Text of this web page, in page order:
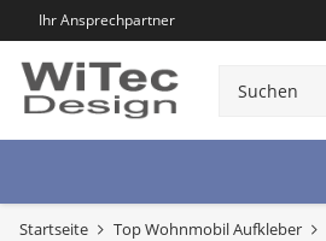
Ihr Ansprechpartner
Startseite Top Wohnmobil Aufkleber